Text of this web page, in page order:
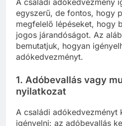
A családi adókedvezmény
egyszerű, de fontos, hogy
megfelelő lépéseket, hogy
jogos járandóságot. Az
bemutatjuk, hogyan
adókedvezményt.
1. Adóbevallás vagy
nyilatkozat
A családi adókedvezményt
igényelni: az adóbevallás